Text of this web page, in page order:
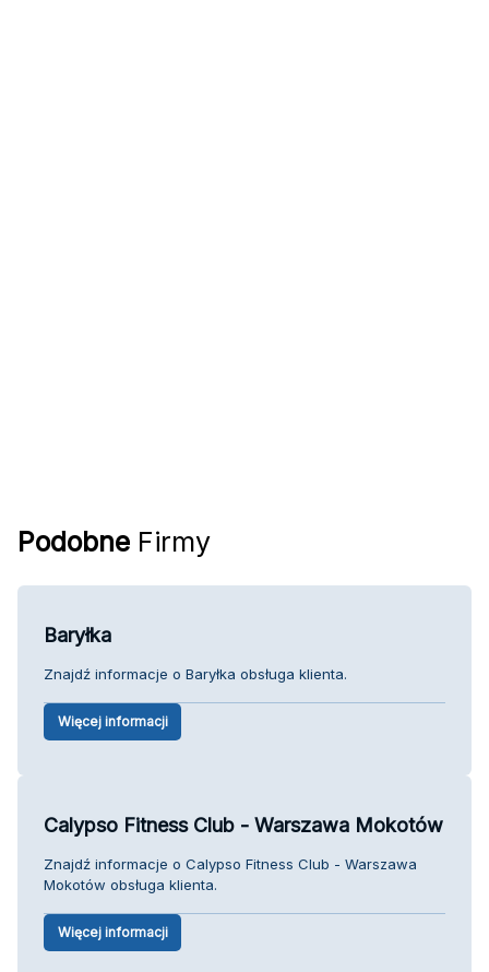
Podobne Firmy
Baryłka
Znajdź informacje o Baryłka obsługa klienta.
Więcej informacji
Calypso Fitness Club - Warszawa Mokotów
Znajdź informacje o Calypso Fitness Club - Warszawa
Mokotów obsługa klienta.
Więcej informacji